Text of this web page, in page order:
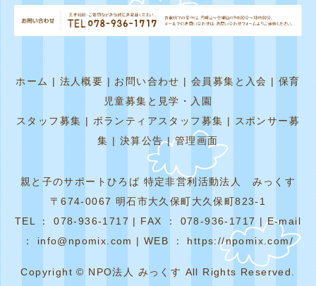
ホーム|法人概要| お問い合わせ|会員募集と入会|保育
児童募集と見学・入園
スタッフ募集 |ボランティアスタッフ募集| スポンサー募
集 |決算公告|管理画面
親と子のサポートひろば 特定非営利活動法人 みっくす
〒674-0067 明石市大久保町大久保町823-1
TEL ： 078-936-1717 | FAX ： 078-936-1717 | E-mail
： info@npomix.com | WEB ： https://npomix.com/
Copyright © NPO法人 みっくす All Rights Reserved.